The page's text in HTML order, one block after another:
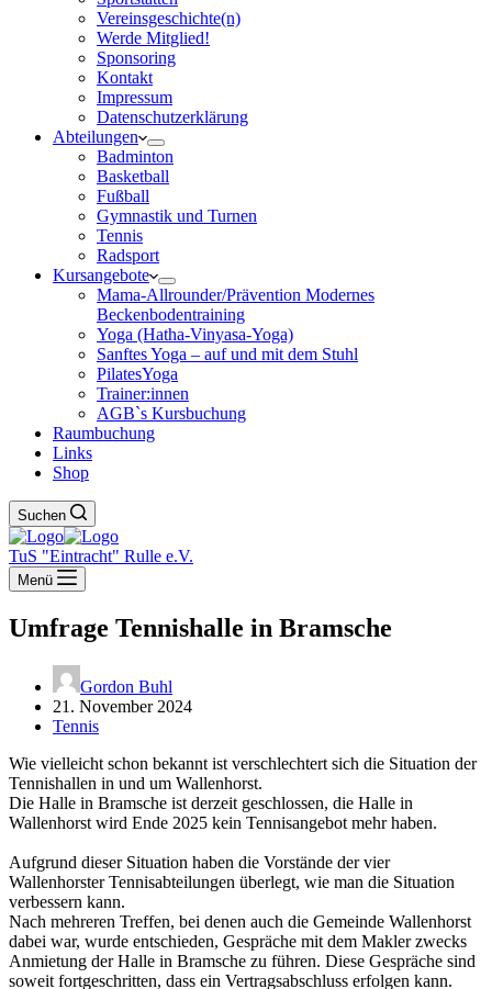
Vereinsgeschichte(n)
Werde Mitglied!
Sponsoring
Kontakt
Impressum
Datenschutzerklärung
Abteilungen
Badminton
Basketball
Fußball
Gymnastik und Turnen
Tennis
Radsport
Kursangebote
Mama-Allrounder/Prävention Modernes
Beckenbodentraining
Yoga (Hatha-Vinyasa-Yoga)
Sanftes Yoga – auf und mit dem Stuhl
PilatesYoga
Trainer:innen
AGB`s Kursbuchung
Raumbuchung
Links
Shop
Suchen
TuS "Eintracht" Rulle e.V.
Menü
Umfrage Tennishalle in Bramsche
Gordon Buhl
21. November 2024
Tennis
Wie vielleicht schon bekannt ist verschlechtert sich die Situation der
Tennishallen in und um Wallenhorst.
Die Halle in Bramsche ist derzeit geschlossen, die Halle in
Wallenhorst wird Ende 2025 kein Tennisangebot mehr haben.
Aufgrund dieser Situation haben die Vorstände der vier
Wallenhorster Tennisabteilungen überlegt, wie man die Situation
verbessern kann.
Nach mehreren Treffen, bei denen auch die Gemeinde Wallenhorst
dabei war, wurde entschieden, Gespräche mit dem Makler zwecks
Anmietung der Halle in Bramsche zu führen. Diese Gespräche sind
soweit fortgeschritten, dass ein Vertragsabschluss erfolgen kann.